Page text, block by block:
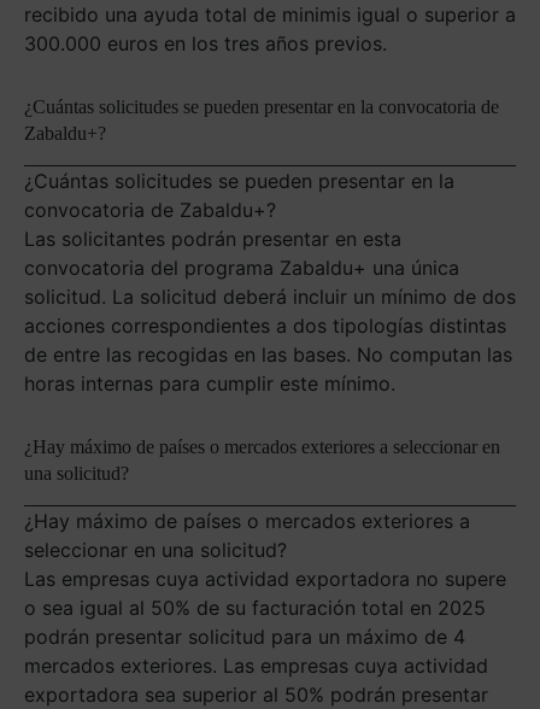
recibido una ayuda total de minimis igual o superior a
300.000 euros en los tres años previos.
¿Cuántas solicitudes se pueden presentar en la convocatoria de
Zabaldu+?
¿Cuántas solicitudes se pueden presentar en la
convocatoria de Zabaldu+?
Las solicitantes podrán presentar en esta
convocatoria del programa Zabaldu+ una única
solicitud. La solicitud deberá incluir un mínimo de dos
acciones correspondientes a dos tipologías distintas
de entre las recogidas en las bases. No computan las
horas internas para cumplir este mínimo.
¿Hay máximo de países o mercados exteriores a seleccionar en
una solicitud?
¿Hay máximo de países o mercados exteriores a
seleccionar en una solicitud?
Las empresas cuya actividad exportadora no supere
o sea igual al 50% de su facturación total en 2025
podrán presentar solicitud para un máximo de 4
mercados exteriores. Las empresas cuya actividad
exportadora sea superior al 50% podrán presentar